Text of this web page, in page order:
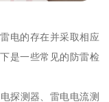
电的存在并采取相应
是一些常见的防雷检
探测器、雷电电流测